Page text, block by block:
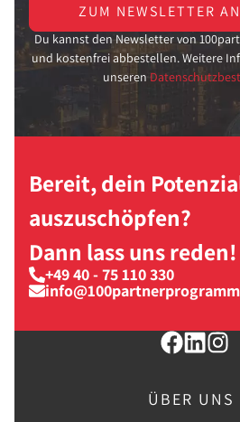
ZUM NEWSLETTER
Du kannst den Newsletter von
und kostenfrei abbestellen. Weitere
unseren
Bereit, dein
auszuschöpfen?
Dann lass uns reden!
+49 40 - 75 110 330
ÜBER UNS